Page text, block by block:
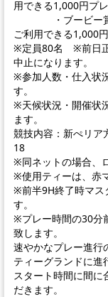
用できる1,000円プレ
・ブービー賞の
ご利用できる1,000
※定員80名 ※前日正
中止になります。
※参加人数・仕入状
す。
※天候状況・開催状
ます。
競技内容：新ぺリア
18
※同ネットの場合、
※使用ティーは、赤
※前半9H終了時マス
す。
※プレー時間の30分
致します。
速やかなプレー進行
ティーグランドに進
スタート時間に間に
だきます。